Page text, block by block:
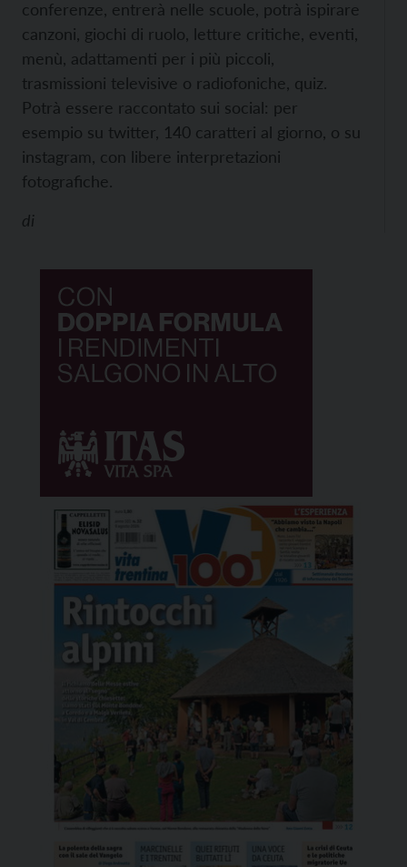
conferenze, entrerà nelle scuole, potrà ispirare
canzoni, giochi di ruolo, letture critiche, eventi,
menù, adattamenti per i più piccoli,
trasmissioni televisive o radiofoniche, quiz.
Potrà essere raccontato sui social: per
esempio su twitter, 140 caratteri al giorno, o su
instagram, con libere interpretazioni
fotografiche.
di